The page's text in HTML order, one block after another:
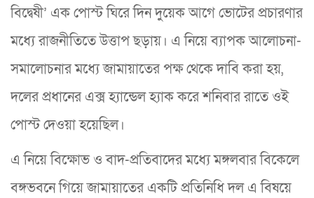
বিদ্বেষী’ এক পোস্ট ঘিরে দিন দুয়েক আগে ভোটের প্রচারণার
মধ্যে রাজনীতিতে উত্তাপ ছড়ায়। এ নিয়ে ব্যাপক আলোচনা-
সমালোচনার মধ্যে জামায়াতের পক্ষ থেকে দাবি করা হয়,
দলের প্রধানের এক্স হ্যান্ডেল হ্যাক করে শনিবার রাতে ওই
পোস্ট দেওয়া হয়েছিল।
এ নিয়ে বিক্ষোভ ও বাদ-প্রতিবাদের মধ্যে মঙ্গলবার বিকেলে
বঙ্গভবনে গিয়ে জামায়াতের একটি প্রতিনিধি দল এ বিষয়ে